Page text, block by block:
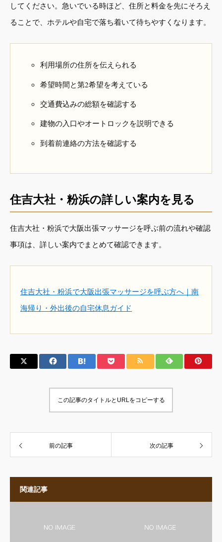
してください。急いでいる時ほど、住所と料金を先にそろえ
ることで、ホテルや自宅で落ち着いて待ちやすくなります。
利用場所の住所を伝えられる
希望時間と第2希望を考えている
交通費込みの総額を確認する
建物の入口やオートロックを説明できる
到着前連絡の方法を確認する
住吉大社・粉浜の詳しい案内を見る
住吉大社・粉浜で大阪出張マッサージを呼ぶ前の流れや確認
事項は、詳しい案内でまとめて確認できます。
住吉大社・粉浜で大阪出張マッサージを呼ぶ方へ｜南
海帰り・外出後の自宅休息ガイド
この記事のタイトルとURLをコピーする
前の記事 次の記事
関連記事